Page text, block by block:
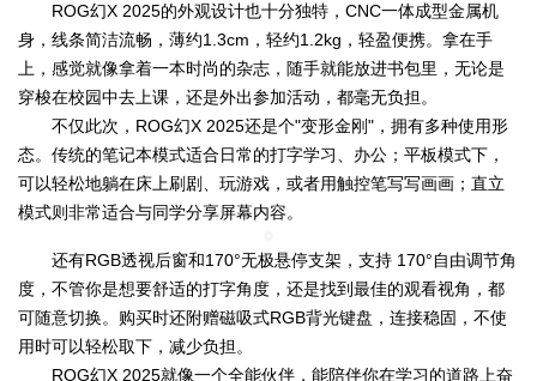
ROG幻X 2025的外观设计也十分独特，CNC一体成型金属机
身，线条简洁流畅，薄约1.3cm，轻约1.2kg，轻盈便携。拿在手
上，感觉就像拿着一本时尚的杂志，随手就能放进书包里，无论是
穿梭在校园中去上课，还是外出参加活动，都毫无负担。
不仅此次，ROG幻X 2025还是个"变形金刚"，拥有多种使用形
态。传统的笔记本模式适合日常的打字学习、办公；平板模式下，
可以轻松地躺在床上刷剧、玩游戏，或者用触控笔写写画画；直立
模式则非常适合与同学分享屏幕内容。
还有RGB透视后窗和170°无极悬停支架，支持 170°自由调节角
度，不管你是想要舒适的打字角度，还是找到最佳的观看视角，都
可随意切换。购买时还附赠磁吸式RGB背光键盘，连接稳固，不使
用时可以轻松取下，减少负担。
ROG幻X 2025就像一个全能伙伴，能陪伴你在学习的道路上奋